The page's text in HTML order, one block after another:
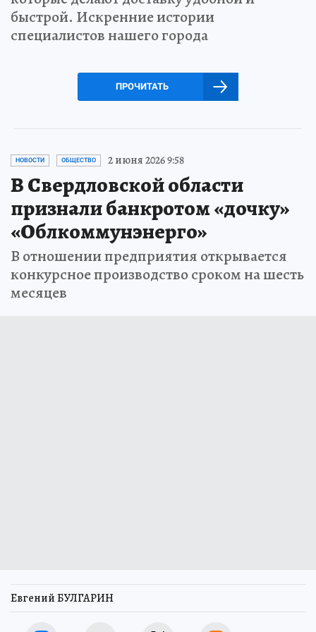
быстрой. Искренние истории
специалистов нашего города
ПРОЧИТАТЬ
НОВОСТИ ОБЩЕСТВО 2 июня 2026 9:58
В Свердловской области
признали банкротом «дочку»
«Облкоммунэнерго»
В отношении предприятия открывается
конкурсное производство сроком на шесть
месяцев
Евгений БУЛГАРИН